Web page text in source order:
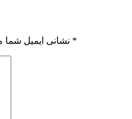
نشانی ایمیل شما *